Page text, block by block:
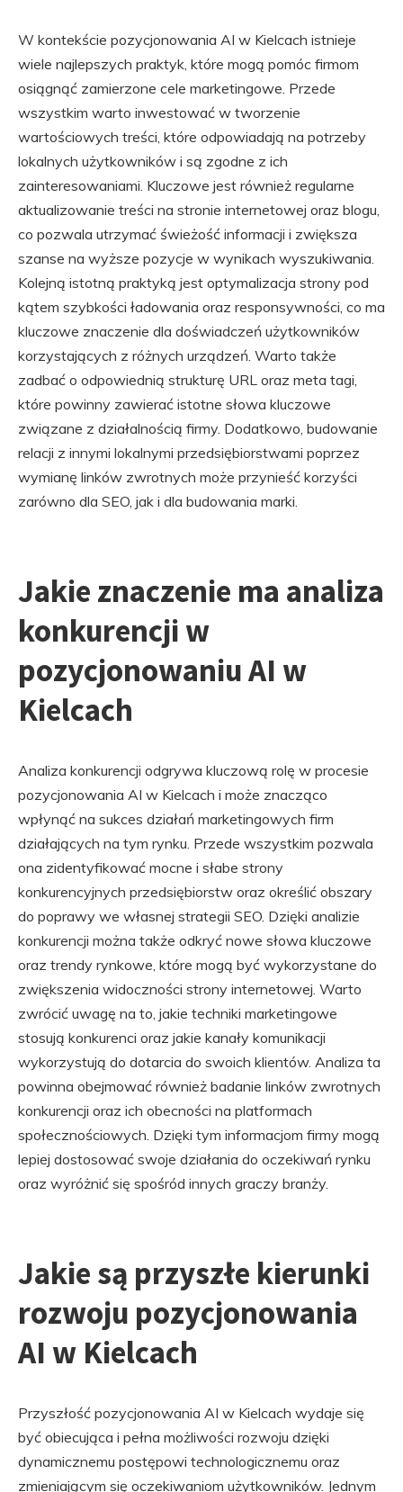
W kontekście pozycjonowania AI w Kielcach istnieje
wiele najlepszych praktyk, które mogą pomóc firmom
osiągnąć zamierzone cele marketingowe. Przede
wszystkim warto inwestować w tworzenie
wartościowych treści, które odpowiadają na potrzeby
lokalnych użytkowników i są zgodne z ich
zainteresowaniami. Kluczowe jest również regularne
aktualizowanie treści na stronie internetowej oraz blogu,
co pozwala utrzymać świeżość informacji i zwiększa
szanse na wyższe pozycje w wynikach wyszukiwania.
Kolejną istotną praktyką jest optymalizacja strony pod
kątem szybkości ładowania oraz responsywności, co ma
kluczowe znaczenie dla doświadczeń użytkowników
korzystających z różnych urządzeń. Warto także
zadbać o odpowiednią strukturę URL oraz meta tagi,
które powinny zawierać istotne słowa kluczowe
związane z działalnością firmy. Dodatkowo, budowanie
relacji z innymi lokalnymi przedsiębiorstwami poprzez
wymianę linków zwrotnych może przynieść korzyści
zarówno dla SEO, jak i dla budowania marki.
Jakie znaczenie ma analiza
konkurencji w
pozycjonowaniu AI w
Kielcach
Analiza konkurencji odgrywa kluczową rolę w procesie
pozycjonowania AI w Kielcach i może znacząco
wpłynąć na sukces działań marketingowych firm
działających na tym rynku. Przede wszystkim pozwala
ona zidentyfikować mocne i słabe strony
konkurencyjnych przedsiębiorstw oraz określić obszary
do poprawy we własnej strategii SEO. Dzięki analizie
konkurencji można także odkryć nowe słowa kluczowe
oraz trendy rynkowe, które mogą być wykorzystane do
zwiększenia widoczności strony internetowej. Warto
zwrócić uwagę na to, jakie techniki marketingowe
stosują konkurenci oraz jakie kanały komunikacji
wykorzystują do dotarcia do swoich klientów. Analiza ta
powinna obejmować również badanie linków zwrotnych
konkurencji oraz ich obecności na platformach
społecznościowych. Dzięki tym informacjom firmy mogą
lepiej dostosować swoje działania do oczekiwań rynku
oraz wyróżnić się spośród innych graczy branży.
Jakie są przyszłe kierunki
rozwoju pozycjonowania
AI w Kielcach
Przyszłość pozycjonowania AI w Kielcach wydaje się
być obiecująca i pełna możliwości rozwoju dzięki
dynamicznemu postępowi technologicznemu oraz
zmieniającym się oczekiwaniom użytkowników. Jednym